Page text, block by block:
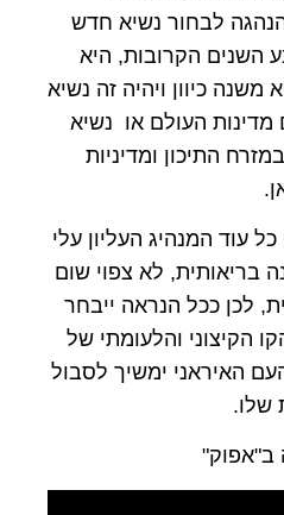
לבחור נשיא חדש
השנים הקרובות, היא
כיוון ויהיה זה נשיא
מדינות העולם או נשיא
התיכון ומדיניות
עוד המנהיג העליון עלי
בריאותית, לא צפוי שום
לכן ככל הנראה ייבחר
הקיצוני והלעומתי של
האיראני ימשיך לסבול
שלו.
ב"אפוק"